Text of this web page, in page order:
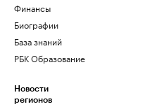
Финансы
Биографии
База знаний
РБК Образование
Новости
регионов